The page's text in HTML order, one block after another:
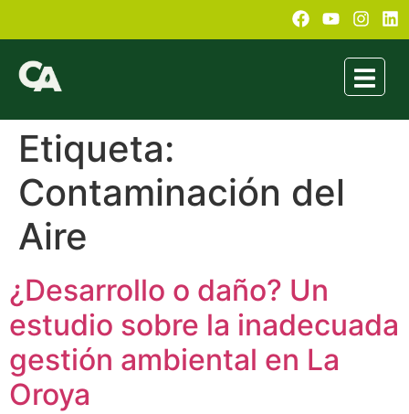
Etiqueta:
Contaminación del
Aire
¿Desarrollo o daño? Un
estudio sobre la inadecuada
gestión ambiental en La
Oroya